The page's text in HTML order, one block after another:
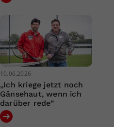
10.06.2026
„Ich kriege jetzt noch
Gänsehaut, wenn ich
darüber rede“